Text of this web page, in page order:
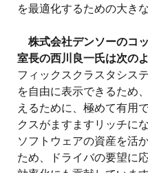
を最適化するための大き
株式会社デンソーのコ
室長の西川良一氏は次の
フィックスクラスタシス
を自由に表示できるため
えるために、極めて有用
クスがますますリッチに
ソフトウェアの資産を活
ため、ドライバの要望に